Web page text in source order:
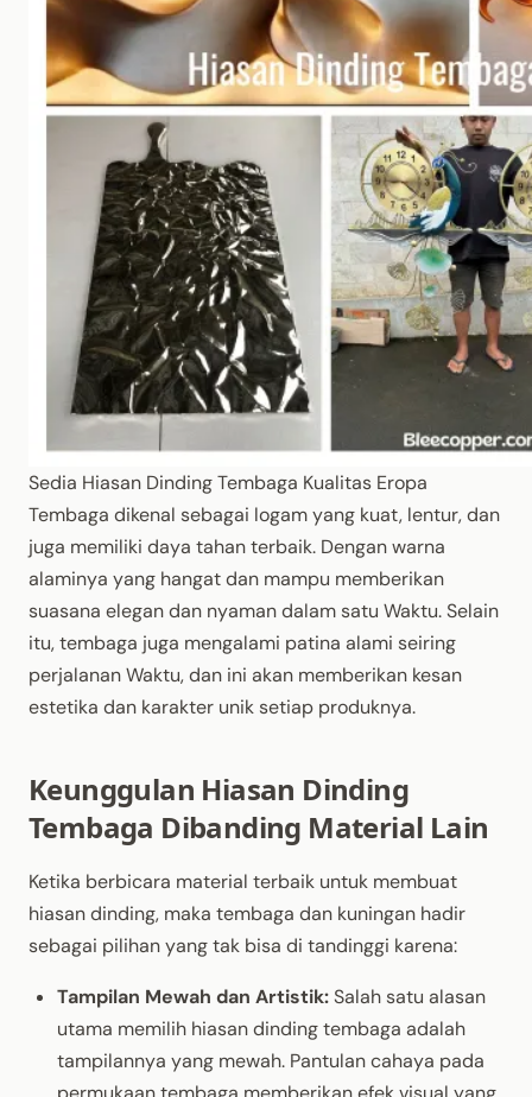
Sedia Hiasan Dinding Tembaga Kualitas Eropa
Tembaga dikenal sebagai logam yang kuat, lentur, dan
juga memiliki daya tahan terbaik. Dengan warna
alaminya yang hangat dan mampu memberikan
suasana elegan dan nyaman dalam satu Waktu. Selain
itu, tembaga juga mengalami patina alami seiring
perjalanan Waktu, dan ini akan memberikan kesan
estetika dan karakter unik setiap produknya.
Keunggulan Hiasan Dinding
Tembaga Dibanding Material Lain
Ketika berbicara material terbaik untuk membuat
hiasan dinding, maka tembaga dan kuningan hadir
sebagai pilihan yang tak bisa di tandinggi karena:
Tampilan Mewah dan Artistik:Salah satu alasan
utama memilih hiasan dinding tembaga adalah
tampilannya yang mewah. Pantulan cahaya pada